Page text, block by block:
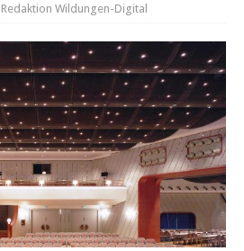
Redaktion Wildungen-Digital